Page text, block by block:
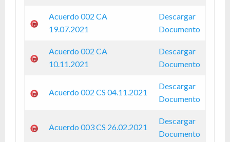
Acuerdo 002 CA
19.07.2021
Descargar
Documento
Acuerdo 002 CA
10.11.2021
Descargar
Documento
Acuerdo 002 CS 04.11.2021
Descargar
Documento
Acuerdo 003 CS 26.02.2021
Descargar
Documento